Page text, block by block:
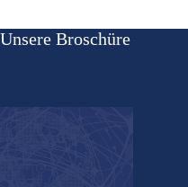
Unsere Broschüre